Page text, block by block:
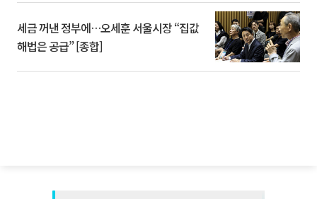
세금 꺼낸 정부에…오세훈 서울시장 “집값
해법은 공급” [종합]